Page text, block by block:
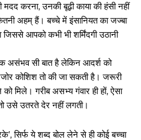
मदद करना, उनकी बूढ़ी काया की हंसी नहीं
अहम् हैं। बच्चे में इंसानियत का जज्बा
जिससे आपको कभी भी शर्मिंदगी उठानी
असंभव सी बात है लेकिन आदर्श को
कोशिश तो की जा सकती है। जरूरी
मिले। गरीब असभ्य गंवार ही हों, ऐसा
उसे उतरते देर नहीं लगती।
सिर्फ ये शब्द बोल लेने से ही कोई बच्चा